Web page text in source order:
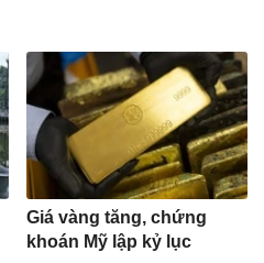
Giá vàng tăng, chứng
khoán Mỹ lập kỷ lục